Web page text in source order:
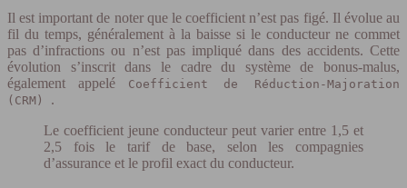
Il est important de noter que le coefficient n’est pas figé. Il évolue au
fil du temps, généralement à la baisse si le conducteur ne commet
pas d’infractions ou n’est pas impliqué dans des accidents. Cette
évolution s’inscrit dans le cadre du système de bonus-malus,
également appelé
Coefficient de Réduction-Majoration
(CRM) .
Le coefficient jeune conducteur peut varier entre 1,5 et
2,5 fois le tarif de base, selon les compagnies
d’assurance et le profil exact du conducteur.